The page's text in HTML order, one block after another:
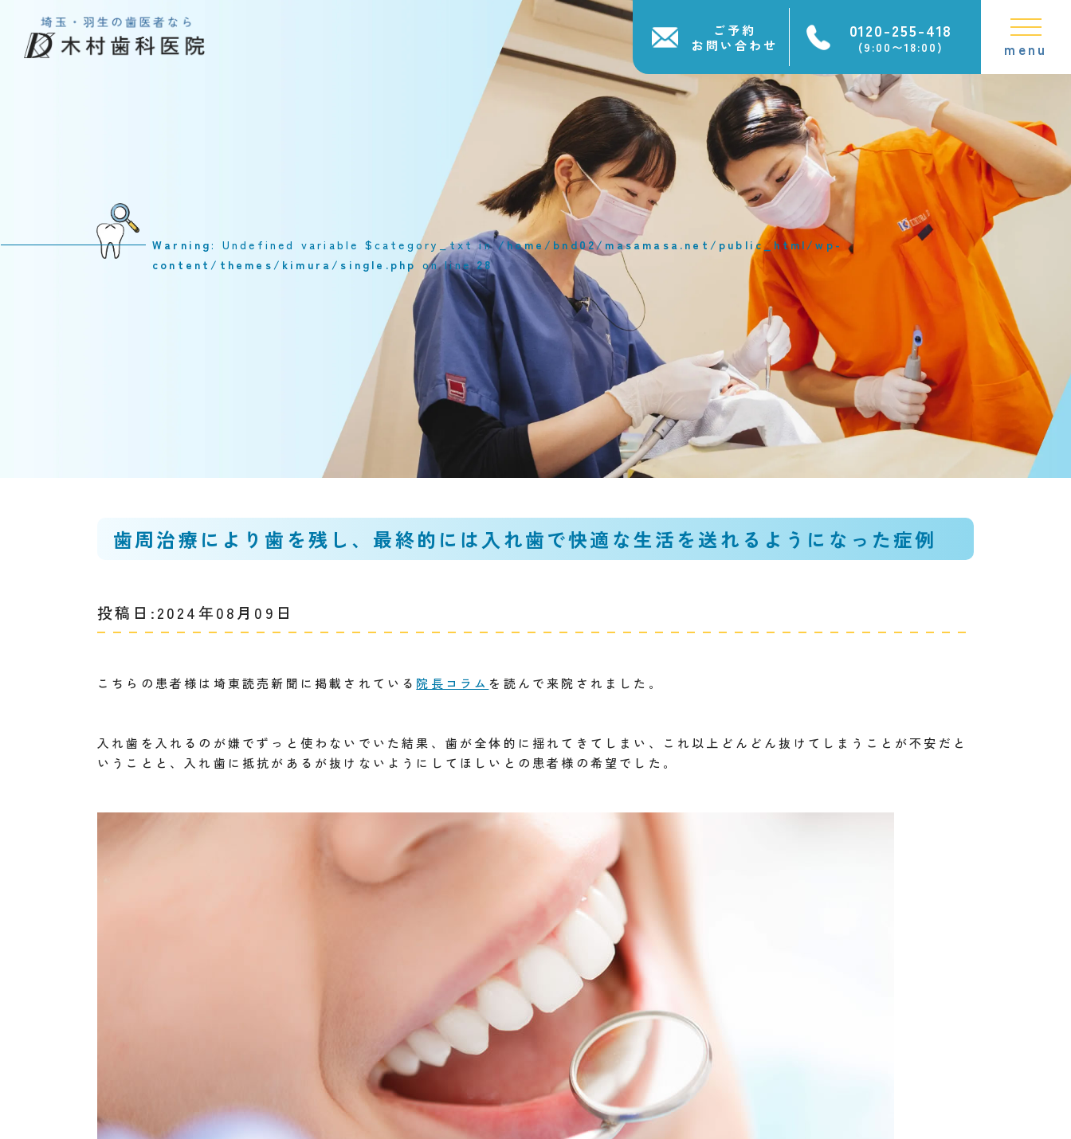
ご予約
お問い合わせ
0120-255-418
(9:00〜18:00) menu
Warning : Undefined variable $category_txt in/home/bnd02/masamasa.net/public_html/wp-
content/themes/kimura/single.php on line28
歯周治療により歯を残し、最終的には入れ歯で快適な生活を送れるようになった症例
投稿日:2024年08月09日
こちらの患者様は埼東読売新聞に掲載されている 院長コラム を読んで来院されました。
入れ歯を入れるのが嫌でずっと使わないでいた結果、歯が全体的に揺れてきてしまい、これ以上どんどん抜けてしまうことが不安だと
いうことと、入れ歯に抵抗があるが抜けないようにしてほしいとの患者様の希望でした。